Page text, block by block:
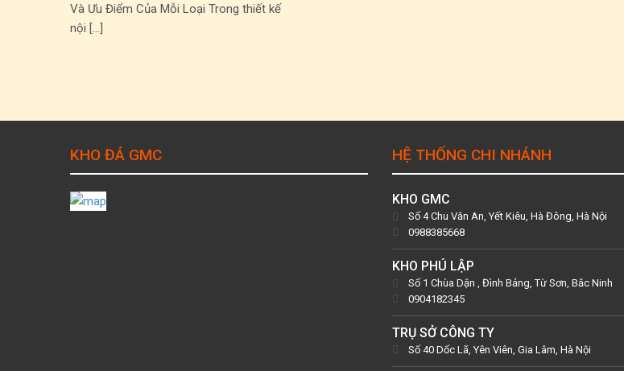
Và Ưu Điểm Của Mỗi Loại Trong thiết kế
nội […]
KHO ĐÁ GMC HỆ THỐNG CHI NHÁNH
KHO GMC
Số 4 Chu Văn An, Yết Kiêu, Hà Đông, Hà Nội
0988385668
KHO PHÚ LẬP
Số 1 Chùa Dận , Đình Bảng, Từ Sơn, Bắc Ninh
0904182345
TRỤ SỞ CÔNG TY
Số 40 Dốc Lã, Yên Viên, Gia Lâm, Hà Nội